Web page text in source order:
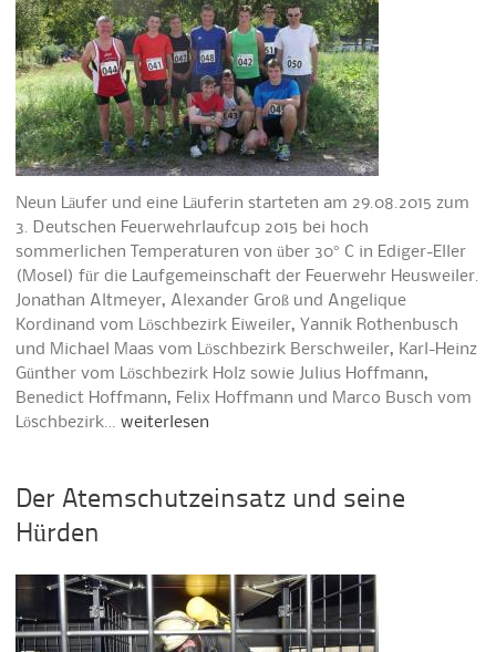
Neun Läufer und eine Läuferin starteten am 29.08.2015 zum
3. Deutschen Feuerwehrlaufcup 2015 bei hoch
sommerlichen Temperaturen von über 30° C in Ediger-Eller
(Mosel) für die Laufgemeinschaft der Feuerwehr Heusweiler.
Jonathan Altmeyer, Alexander Groß und Angelique
Kordinand vom Löschbezirk Eiweiler, Yannik Rothenbusch
und Michael Maas vom Löschbezirk Berschweiler, Karl-Heinz
Günther vom Löschbezirk Holz sowie Julius Hoffmann,
Benedict Hoffmann, Felix Hoffmann und Marco Busch vom
Löschbezirk…weiterlesen
Der Atemschutzeinsatz und seine
Hürden